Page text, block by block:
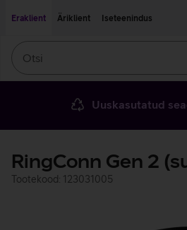
Eraklient
Äriklient Iseteenindus
Uuskasutatud
RingConn Gen 2
Tootekood: 123031005